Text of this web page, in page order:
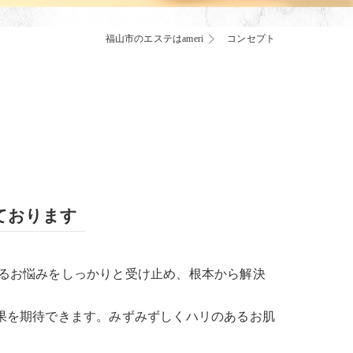
福山市のエステはameri コンセプト
おります
お悩みをしっかりと受け止め、根本から解決
期待できます。みずみずしくハリのあるお肌